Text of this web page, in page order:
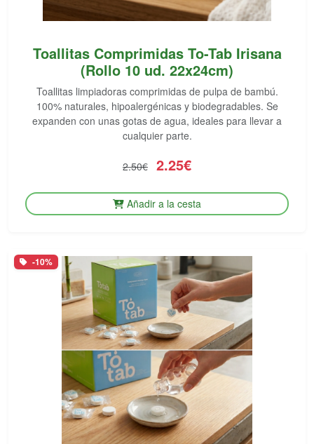
Toallitas Comprimidas To-Tab Irisana
(Rollo 10 ud. 22x24cm)
Toallitas limpiadoras comprimidas de pulpa de bambú.
100% naturales, hipoalergénicas y biodegradables. Se
expanden con unas gotas de agua, ideales para llevar a
cualquier parte.
2.50€ 2.25€
Añadir a la cesta
-10%